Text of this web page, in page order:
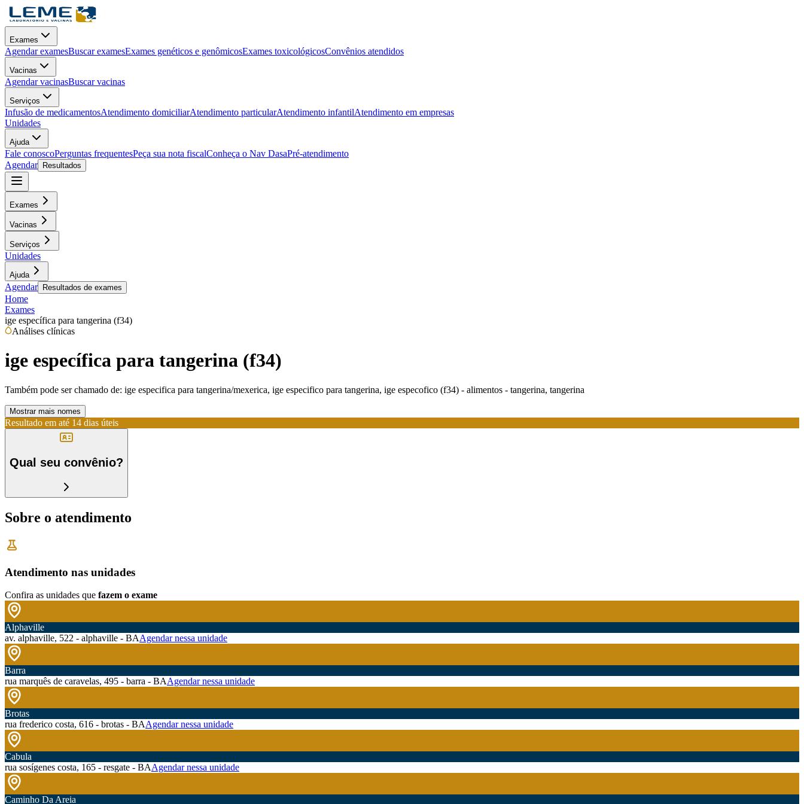
Exames
Agendar examesBuscar examesExames genéticos e genômicosExames toxicológicosConvênios atendidos
Vacinas
Agendar vacinasBuscar vacinas
Serviços
Infusão de medicamentosAtendimento domiciliarAtendimento particularAtendimento infantilAtendimento em empresas
Unidades
Ajuda
Fale conoscoPerguntas frequentesPeça sua nota fiscalConheça o Nav DasaPré-atendimento
Agendar
Resultados
Exames
Vacinas
Serviços
Unidades
Ajuda
Agendar Resultados de exames
Home
Exames
ige específica para tangerina (f34)
Análises clínicas
ige específica para tangerina (f34)
Também pode ser chamado de: ige especifica para tangerina/mexerica, ige especifico para tangerina, ige especofico (f34) - alimentos - tangerina, tangerina
Mostrar mais nomes
Resultado em até 14 dias úteis
Qual seu convênio?
Sobre o atendimento
Atendimento nas unidades
Confira as unidades que fazem o exame
Alphaville
av. alphaville, 522 - alphaville - BAAgendar nessa unidade
Barra
rua marquês de caravelas, 495 - barra - BAAgendar nessa unidade
Brotas
rua frederico costa, 616 - brotas - BAAgendar nessa unidade
Cabula
rua sosígenes costa, 165 - resgate - BAAgendar nessa unidade
Caminho Da Areia